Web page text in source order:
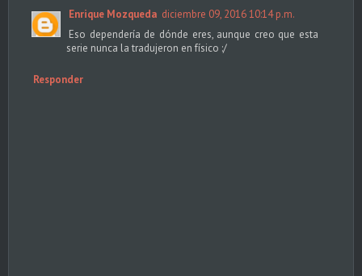
Enrique Mozqueda diciembre 09, 2016 10:14 p.m.
Eso dependería de dónde eres, aunque creo que esta
serie nunca la tradujeron en físico :/
Responder